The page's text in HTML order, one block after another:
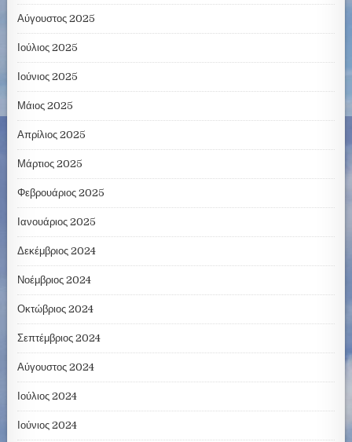
Αύγουστος 2025
Ιούλιος 2025
Ιούνιος 2025
Μάιος 2025
Απρίλιος 2025
Μάρτιος 2025
Φεβρουάριος 2025
Ιανουάριος 2025
Δεκέμβριος 2024
Νοέμβριος 2024
Οκτώβριος 2024
Σεπτέμβριος 2024
Αύγουστος 2024
Ιούλιος 2024
Ιούνιος 2024